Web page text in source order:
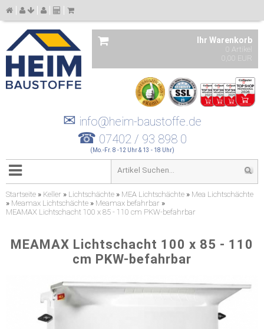
Ihr Warenkorb
0 Artikel
0,00 EUR
✉ info@heim-baustoffe.de
☎ 07402 / 93 898 0
(Mo.-Fr. 8 -12 Uhr & 13 - 18 Uhr)
Startseite » Keller » Lichtschächte » MEA Lichtschächte » Mea Lichtschächte
» Meamax Lichtschächte » Meamax befahrbar »
MEAMAX Lichtschacht 100 x 85 - 110 cm PKW-befahrbar
MEAMAX Lichtschacht 100 x 85 - 110
cm PKW-befahrbar